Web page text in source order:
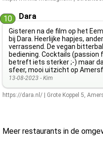
10 Dara
Gisteren na de film op het
bij Dara. Heerlijke hapjes,
verrassend. De vegan
bediening. Cocktails
betreft iets sterker ;-) maar
sfeer, mooi uitzicht op
13-08-2023 - Kim
https://dara.nl/ Grote Koppel 5,
Meer restaurants in de